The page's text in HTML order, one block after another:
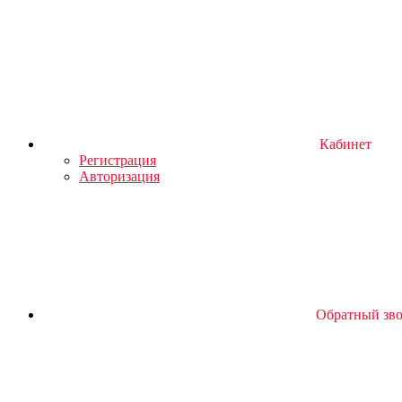
Кабинет
Регистрация
Авторизация
Обратный